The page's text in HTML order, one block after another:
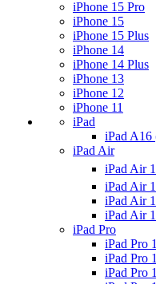
iPhone 15 Pro
iPhone 15
iPhone 15 Plus
iPhone 14
iPhone 14 Plus
iPhone 13
iPhone 12
iPhone 11
iPad
iPad A16
iPad Air
iPad Air
iPad Air
iPad Air
iPad Air
iPad Pro
iPad Pro
iPad Pro
iPad Pro